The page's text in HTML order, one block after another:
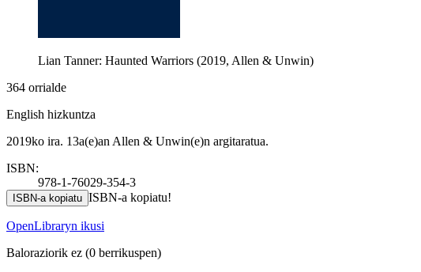
Lian Tanner: Haunted Warriors (2019, Allen & Unwin)
364 orrialde
English hizkuntza
2019ko ira. 13a(e)an Allen & Unwin(e)n argitaratua.
ISBN:
978-1-76029-354-3
ISBN-a kopiatu ISBN-a kopiatu!
OpenLibraryn ikusi
Baloraziorik ez (0 berrikuspen)